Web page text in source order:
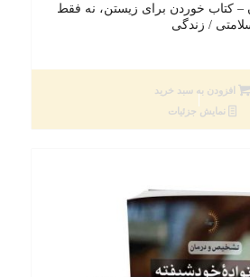
کتاب خوردن برای زیستن، نه فقط
/ زندگی
افزودن به سبد خرید
نمایش جزئیات